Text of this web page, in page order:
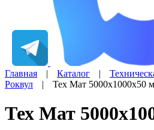
Главная | Каталог |
Роквул | Тех Мат 5000х1000х50
Тех Мат